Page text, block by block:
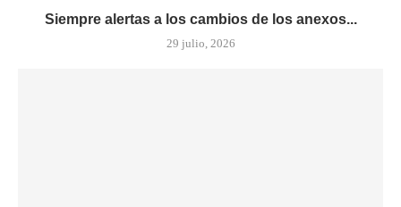
Siempre alertas a los cambios de los anexos...
29 julio, 2026